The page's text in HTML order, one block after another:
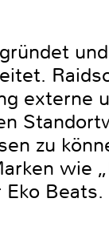
externe
zu
wie
Beats.